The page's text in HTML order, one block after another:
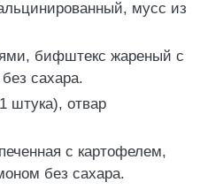
мусс из
бифштекс жареный с
сахара.
штука), отвар
с картофелем,
без сахара.